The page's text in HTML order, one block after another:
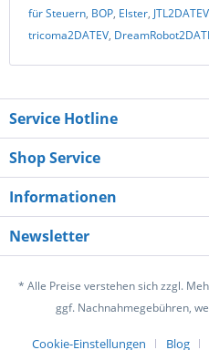
für Steuern, BOP, Elster, JTL2DATEV
tricoma2DATEV,
Service Hotline
Shop Service
Informationen
Newsletter
* Alle Preise verstehen sich zzgl.
ggf. Nachnahmegebühren,
Cookie-Einstellungen Blog